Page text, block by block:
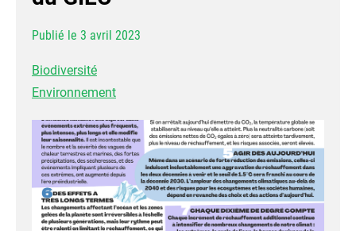
Publié le 3 avril 2023
Biodiversité
Environnement